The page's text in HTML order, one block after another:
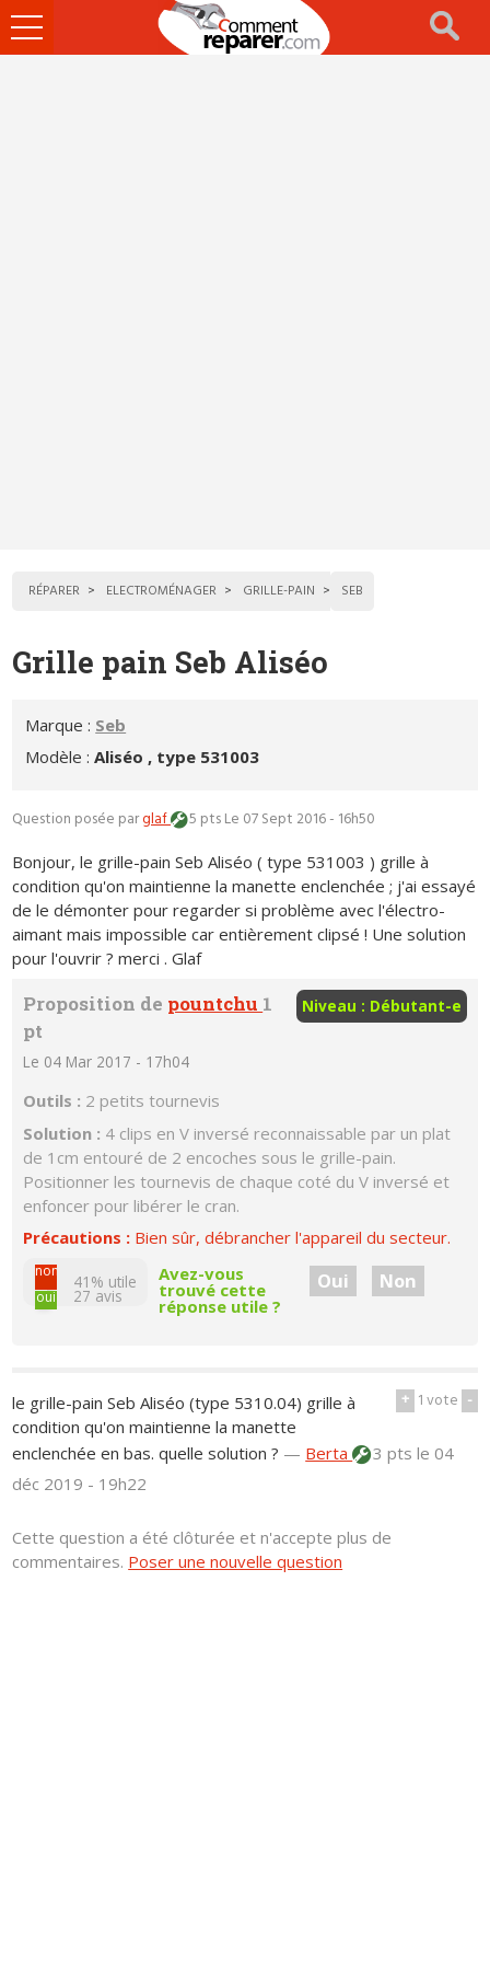
Ouvrir
le
RÉPARER ELECTROMÉNAGER GRILLE-PAIN SEB
Grille pain Seb Aliséo
Marque : Seb
Modèle :Aliséo , type 531003
Question posée parglaf 5 ptsLe 07 Sept 2016 - 16h50
Bonjour, le grille-pain Seb Aliséo ( type 531003 ) grille à
condition qu'on maintienne la manette enclenchée ; j'ai essayé
de le démonter pour regarder si problème avec l'électro-
aimant mais impossible car entièrement clipsé ! Une solution
pour l'ouvrir ? merci . Glaf
Niveau : Débutant-e
Proposition de pountchu 1
pt
Le 04 Mar 2017 - 17h04
Outils : 2 petits tournevis
Solution : 4 clips en V inversé reconnaissable par un plat
de 1cm entouré de 2 encoches sous le grille-pain.
Positionner les tournevis de chaque coté du V inversé et
enfoncer pour libérer le cran.
Précautions : Bien sûr, débrancher l'appareil du secteur.
non
oui
41% utile
27 avis
Avez-vous
trouvé cette
réponse utile ?
Oui Non
+ 1vote -
le grille-pain Seb Aliséo (type 5310.04) grille à
condition qu'on maintienne la manette
enclenchée en bas. quelle solution ? — Berta 3 ptsle 04
déc 2019 - 19h22
Cette question a été clôturée et n'accepte plus de
commentaires. Poser une nouvelle question